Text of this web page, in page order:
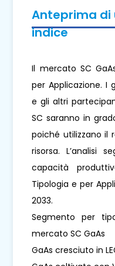
Anteprima di
indice
Il mercato SC
per Applicazione. I
e gli altri
SC saranno in
poiché utilizzano il
risorsa. L’analisi
capacità
Tipologia e per
2033.
Segmento per
mercato SC GaAs
GaAs cresciuto in